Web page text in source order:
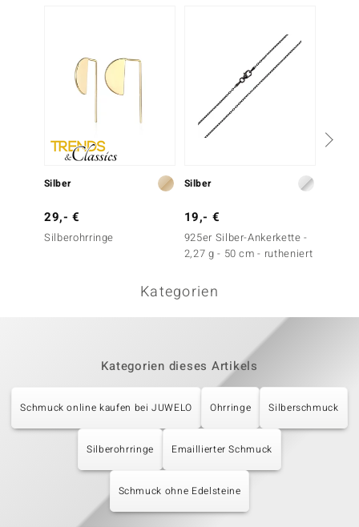
Silber
29,- €
Silberohrringe
Silber
19,- €
925er Silber-Ankerkette -
2,27 g - 50 cm - rutheniert
Kategorien
Kategorien dieses Artikels
Schmuck online kaufen bei JUWELO Ohrringe Silberschmuck
Silberohrringe Emaillierter Schmuck
Schmuck ohne Edelsteine